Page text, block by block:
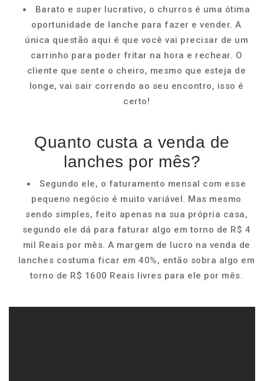
Barato e super lucrativo, o churros é uma ótima
oportunidade de lanche para fazer e vender. A
única questão aqui é que você vai precisar de um
carrinho para poder fritar na hora e rechear. O
cliente que sente o cheiro, mesmo que esteja de
longe, vai sair correndo ao seu encontro, isso é
certo!
Quanto custa a venda de
lanches por mês?
Segundo ele, o faturamento mensal com esse
pequeno negócio é muito variável. Mas mesmo
sendo simples, feito apenas na sua própria casa,
segundo ele dá para faturar algo em torno de R$ 4
mil Reais por mês. A margem de lucro na venda de
lanches costuma ficar em 40%, então sobra algo em
torno de R$ 1600 Reais livres para ele por mês.